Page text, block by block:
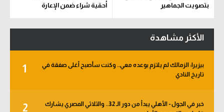
بتصويت الجماهير
أحقية شراء ضمن الإعارة
الأكثر مشاهدة
1
بيزيرا: الزمالك لم يلتزم بوعده معي.. وكنت سأصبح أغلى صفقة في
تاريخ النادي
2
خبر في الجول - الأهلي يبدأ من دور الـ 32.. والثلاثي المصري يشارك